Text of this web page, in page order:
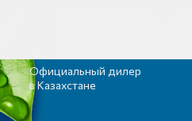
Официальный дилер
в Казахстане